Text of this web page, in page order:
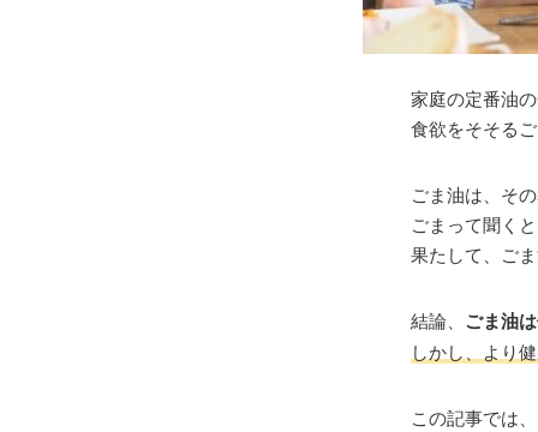
家庭の定番油
食欲をそそる
ごま油は、そ
ごまって聞く
果たして、ご
結論、 ごま油
しかし、より
この記事では